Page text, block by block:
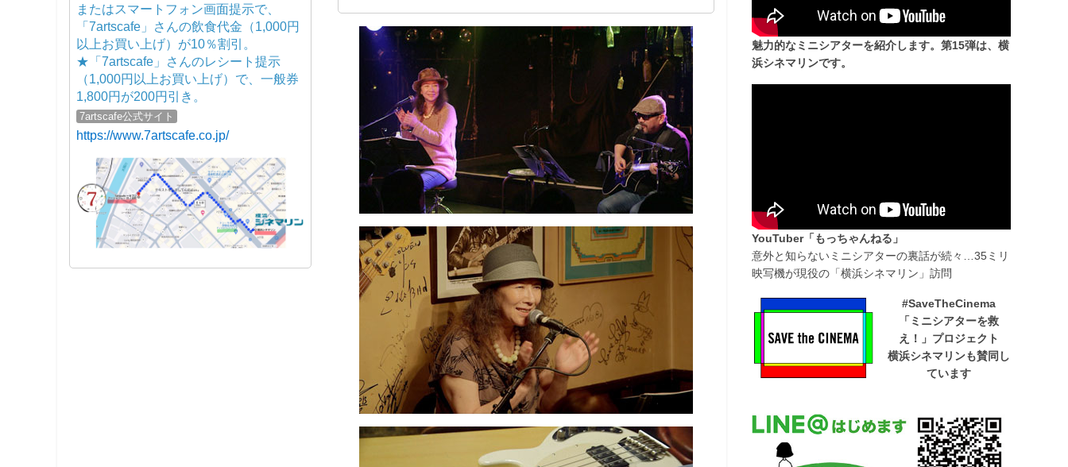
またはスマートフォン画面提示で、
「7artscafe」さんの飲食代金（1,000円
以上お買い上げ）が10％割引。
★「7artscafe」さんのレシート提示
（1,000円以上お買い上げ）で、一般券
1,800円が200円引き。
7artscafe公式サイト
https://www.7artscafe.co.jp/
魅力的なミニシアターを紹介します。第15弾は、横
浜シネマリンです。
YouTuber「もっちゃんねる」
意外と知らないミニシアターの裏話が続々…35ミリ
映写機が現役の「横浜シネマリン」訪問
#SaveTheCinema
「ミニシアターを救
え！」プロジェクト
横浜シネマリンも賛同し
ています